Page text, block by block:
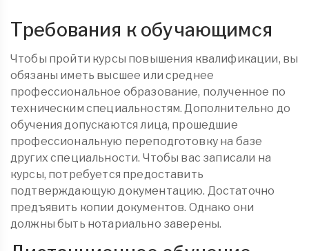
Требования к обучающимся
Чтобы пройти курсы повышения квалификации, вы
обязаны иметь высшее или среднее
профессиональное образование, полученное по
техническим специальностям. Дополнительно до
обучения допускаются лица, прошедшие
профессиональную переподготовку на базе
других специальности. Чтобы вас записали на
курсы, потребуется предоставить
подтверждающую документацию. Достаточно
предъявить копии документов. Однако они
должны быть нотариально заверены.